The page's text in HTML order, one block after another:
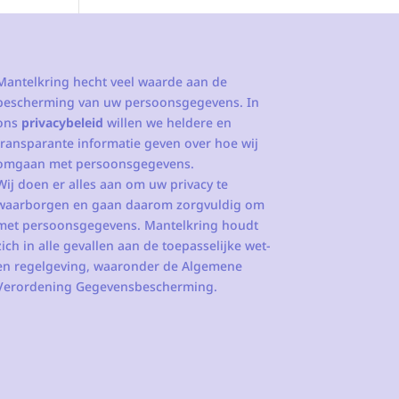
hecht veel waarde aan de
van uw persoonsgegevens. In
privacybeleid willen we heldere en
informatie geven over hoe wij
met persoonsgegevens.
doen er alles aan om uw privacy te
en gaan daarom zorgvuldig om
persoonsgegevens. Mantelkring houdt
in alle gevallen aan de toepasselijke wet-
regelgeving, waaronder de Algemene
Gegevensbescherming.